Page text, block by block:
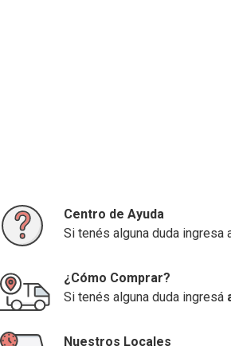
Centro de Ayuda
Si tenés alguna duda ingresa
¿Cómo Comprar?
Si tenés alguna duda ingresá
Nuestros Locales